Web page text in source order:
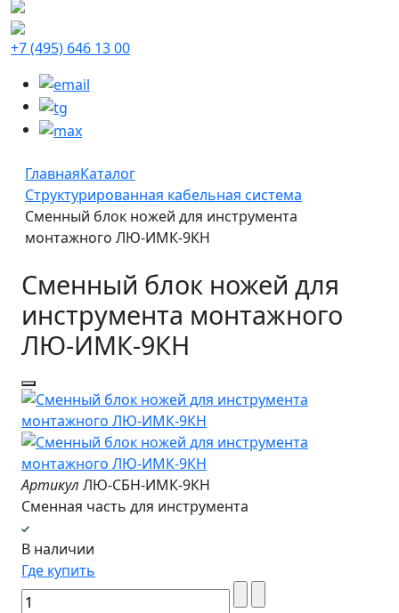
+7 (495) 646 13 00
ГлавнаяКаталог
Структурированная кабельная система
Сменный блок ножей для инструмента
монтажного ЛЮ-ИМК-9КН
Сменный блок ножей для
инструмента монтажного
ЛЮ-ИМК-9КН
Артикул ЛЮ-СБН-ИМК-9КН
Сменная часть для инструмента
В наличии
Где купить